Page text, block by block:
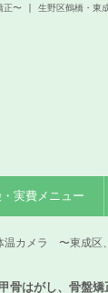
〜 | 生野区鶴橋・東
実費メニュー
カメラ 〜東成区
骨はがし、骨盤矯